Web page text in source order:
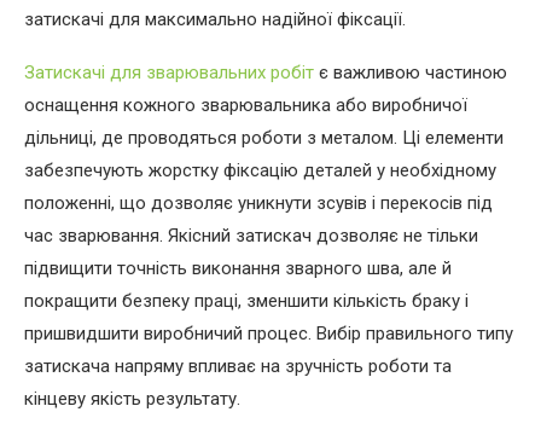
затискачі для максимально надійної фіксації.
Затискачі для зварювальних робіт є важливою частиною
оснащення кожного зварювальника або виробничої
дільниці, де проводяться роботи з металом. Ці елементи
забезпечують жорстку фіксацію деталей у необхідному
положенні, що дозволяє уникнути зсувів і перекосів під
час зварювання. Якісний затискач дозволяє не тільки
підвищити точність виконання зварного шва, але й
покращити безпеку праці, зменшити кількість браку і
пришвидшити виробничий процес. Вибір правильного типу
затискача напряму впливає на зручність роботи та
кінцеву якість результату.